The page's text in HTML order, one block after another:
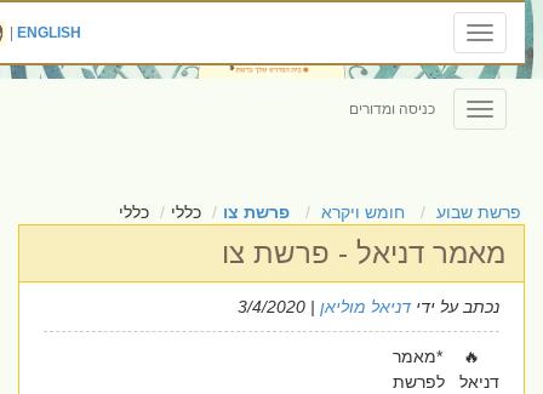
Toggle
navigation
ENGLISH
|
Toggle
navigation
כניסה ומדורים
פרשת שבוע חומש ויקרא פרשת צו כללי כללי
מאמר דניאל - פרשת צו
נכתב על ידידניאל מוליאן| 3/4/2020
🔥 *מאמר
דניאל לפרשת